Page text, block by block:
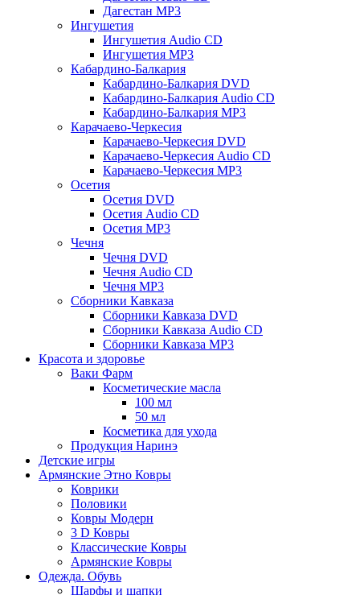
Дагестан MP3
Ингушетия
Ингушетия Audio CD
Ингушетия MP3
Кабардино-Балкария
Кабардино-Балкария DVD
Кабардино-Балкария Audio CD
Кабардино-Балкария MP3
Карачаево-Черкесия
Карачаево-Черкесия DVD
Карачаево-Черкесия Audio CD
Карачаево-Черкесия MP3
Осетия
Осетия DVD
Осетия Audio CD
Осетия MP3
Чечня
Чечня DVD
Чечня Audio CD
Чечня MP3
Сборники Кавказа
Сборники Кавказа DVD
Сборники Кавказа Audio CD
Сборники Кавказа MP3
Красота и здоровье
Ваки Фарм
Косметические масла
100 мл
50 мл
Косметика для ухода
Продукция Наринэ
Детские игры
Армянские Этно Ковры
Коврики
Половики
Ковры Модерн
3 D Ковры
Классические Ковры
Армянские Ковры
Одежда. Обувь
Шарфы и шапки